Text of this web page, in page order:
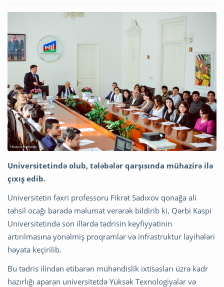
Universitetində olub, tələbələr qarşısında mühazirə ilə
çıxış edib.
Universitetin fəxri professoru Fikrət Sadıxov qonağa ali
təhsil ocağı barədə məlumat verərək bildirib ki, Qərbi Kaspi
Universitetində son illərdə tədrisin keyfiyyətinin
artırılmasına yönəlmiş proqramlar və infrastruktur layihələri
həyata keçirilib.
Bu tədris ilindən etibarən mühəndislik ixtisasları üzrə kadr
hazırlığı aparan universitetdə Yüksək Texnologiyalar və